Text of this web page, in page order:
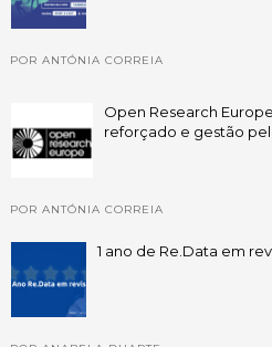
POR ANTÓNIA CORREIA
Open Research
reforçado e gestão
POR ANTÓNIA CORREIA
1 ano de Re.Data em